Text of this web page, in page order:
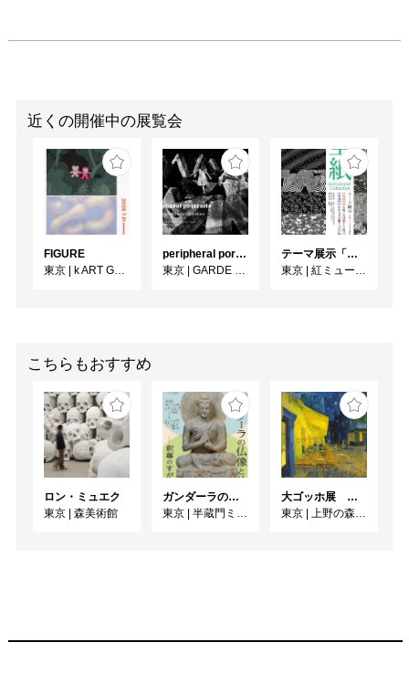
近くの開催中の展覧会
FIGURE
東京
k ART GALLERY
peripheral portraits
東京
GARDE GALLERY
テーマ展示「型紙 KATAGAMI Collection」
東京
紅ミュージアム
こちらもおすすめ
ロン・ミュエク
東京
森美術館
ガンダーラの仏像と仏伝ー釈尊のすがたー
東京
半蔵門ミュージアム
大ゴッホ展 夜のカフェテラス
東京
上野の森美術館